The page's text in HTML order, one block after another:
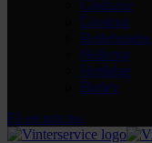
Gladsaxe
Glostrup
Hedehusene
Hellerup
Herfølge
Herlev
Få en pris nu